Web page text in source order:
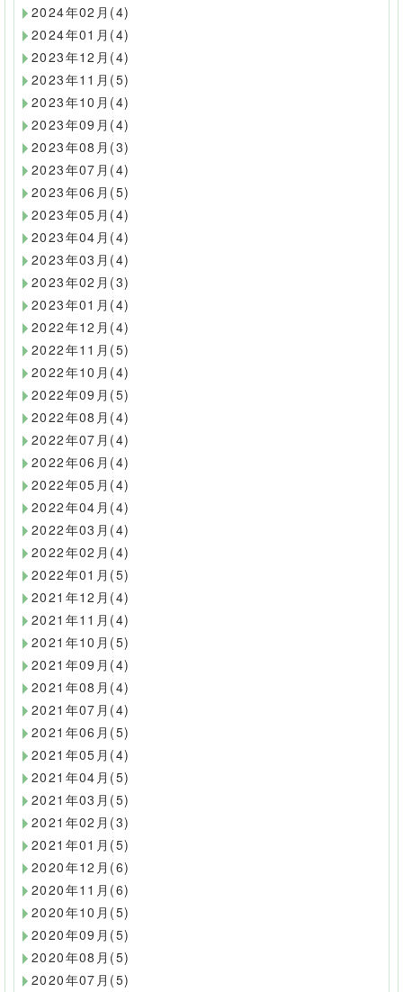
2024年02月(4)
2024年01月(4)
2023年12月(4)
2023年11月(5)
2023年10月(4)
2023年09月(4)
2023年08月(3)
2023年07月(4)
2023年06月(5)
2023年05月(4)
2023年04月(4)
2023年03月(4)
2023年02月(3)
2023年01月(4)
2022年12月(4)
2022年11月(5)
2022年10月(4)
2022年09月(5)
2022年08月(4)
2022年07月(4)
2022年06月(4)
2022年05月(4)
2022年04月(4)
2022年03月(4)
2022年02月(4)
2022年01月(5)
2021年12月(4)
2021年11月(4)
2021年10月(5)
2021年09月(4)
2021年08月(4)
2021年07月(4)
2021年06月(5)
2021年05月(4)
2021年04月(5)
2021年03月(5)
2021年02月(3)
2021年01月(5)
2020年12月(6)
2020年11月(6)
2020年10月(5)
2020年09月(5)
2020年08月(5)
2020年07月(5)